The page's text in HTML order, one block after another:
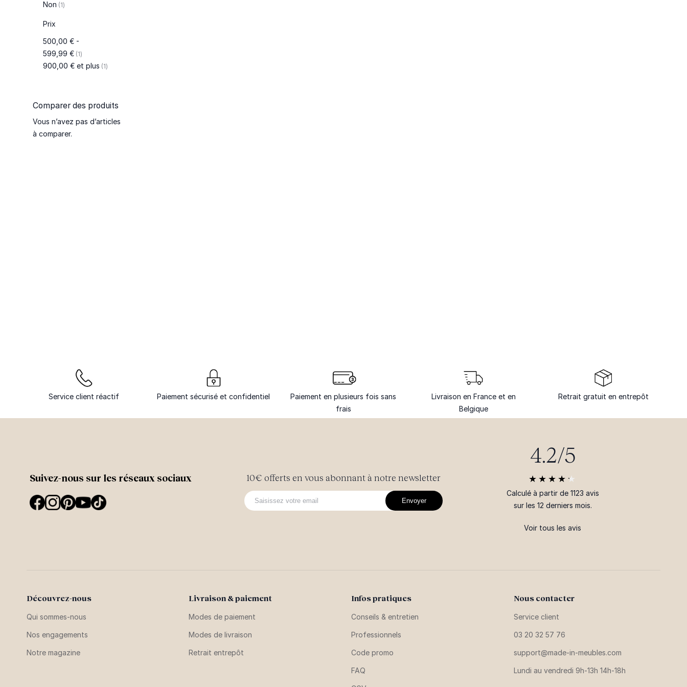
Non 1article
Prix
500,00 €-
599,99 € 1article
900,00 €et plus 1article
Comparer des produits
Vous n’avez pas d’articles
à comparer.
Service client réactif Paiement sécurisé et confidentiel
Paiement en plusieurs fois sans
frais
Livraison en France et en
Belgique
Retrait gratuit en entrepôt
Suivez-nous sur les réseaux sociaux 10€ offerts en vous abonnant à notre newsletter
Envoyer
4.2/5
Calculé à partir de 1123 avis
sur les 12 derniers mois.
Voir tous les avis
Découvrez-nous
Qui sommes-nous
Nos engagements
Notre magazine
Livraison & paiement
Modes de paiement
Modes de livraison
Retrait entrepôt
Infos pratiques
Conseils & entretien
Professionnels
Code promo
FAQ
Nous contacter
Service client
03 20 32 57 76
support@made-in-meubles.com
Lundi au vendredi 9h-13h 14h-18h